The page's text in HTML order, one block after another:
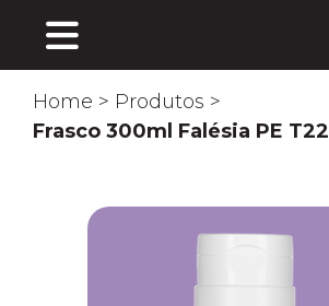
Home > Produtos >
Frasco 300ml Falésia PE T22